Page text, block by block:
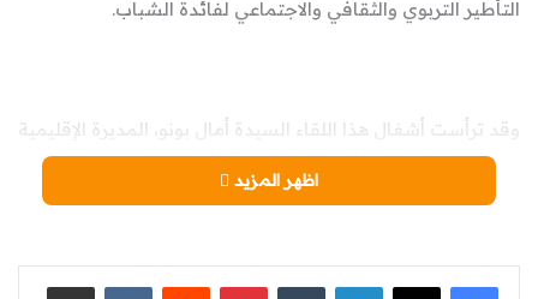
التأطير التربوي والثقافي والاجتماعي لفائدة الشباب.
وقد ترأست أشغال هذا اللقاء السيدة أمال بونو، المديرة الإقليمية
لوزارة الشباب والثقافة والتواصل – قطاع الشباب – بعمالتي
عين الشق والحي الحسني وإقليم النواصر، بحضور ممثلي عدد
اظهر المزيد
لينكدإن بينتيريست